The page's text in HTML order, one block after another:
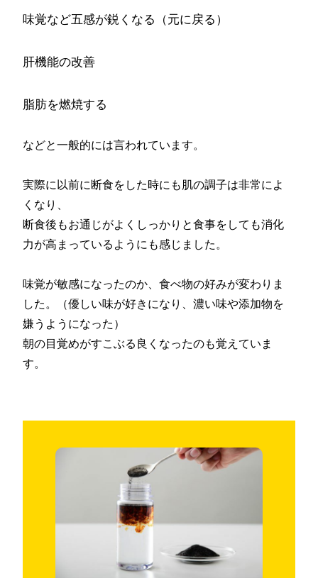
味覚など五感が鋭くなる（元に戻る）
肝機能の改善
脂肪を燃焼する
などと一般的には言われています。
実際に以前に断食をした時にも肌の調子は非常によ
くなり、
断食後もお通じがよくしっかりと食事をしても消化
力が高まっているようにも感じました。
味覚が敏感になったのか、食べ物の好みが変わりま
した。（優しい味が好きになり、濃い味や添加物を
嫌うようになった）
朝の目覚めがすこぶる良くなったのも覚えていま
す。